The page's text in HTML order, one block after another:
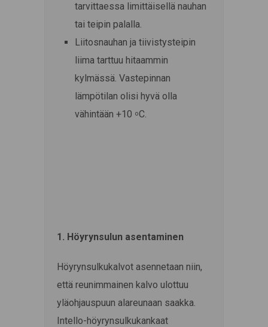
tarvittaessa limittäisellä nauhan
tai teipin palalla.
Liitosnauhan ja tiivistysteipin
liima tarttuu hitaammin
kylmässä. Vastepinnan
lämpötilan olisi hyvä olla
vähintään +10 oC.
1. Höyrynsulun asentaminen
Höyrynsulkukalvot asennetaan niin,
että reunimmainen kalvo ulottuu
yläohjauspuun alareunaan saakka.
Intello-höyrynsulkukankaat